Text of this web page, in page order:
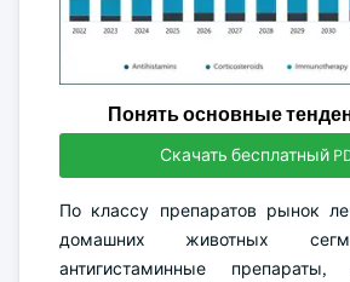
Понять основные
Скачать бесплатный
По классу препаратов рынок
домашних животных
антигистаминные препараты,